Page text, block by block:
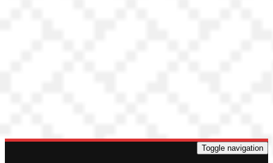
Toggle navigation